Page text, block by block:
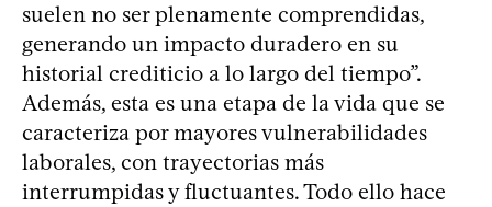
suelen no ser plenamente comprendidas,
generando un impacto duradero en su
historial crediticio a lo largo del tiempo”.
Además, esta es una etapa de la vida que se
caracteriza por mayores vulnerabilidades
laborales, con trayectorias más
interrumpidas y fluctuantes. Todo ello hace